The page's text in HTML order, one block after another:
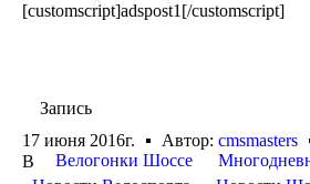
[customscript]adspost1[/customscript]
Запись
17 июня 2016г.
Автор: cmsmasters
В
Велогонки Шоссе